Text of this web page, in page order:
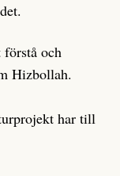
förstå och
Hizbollah.
har till